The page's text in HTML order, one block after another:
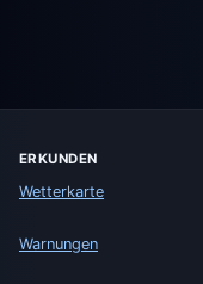
ERKUNDEN
Wetterkarte
Warnungen